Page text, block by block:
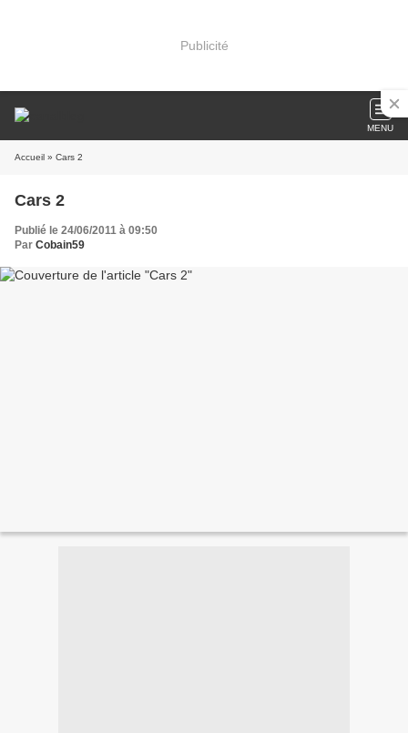
Publicité
MENU
Accueil » Cars 2
Cars 2
Publié le 24/06/2011 à 09:50
Par Cobain59